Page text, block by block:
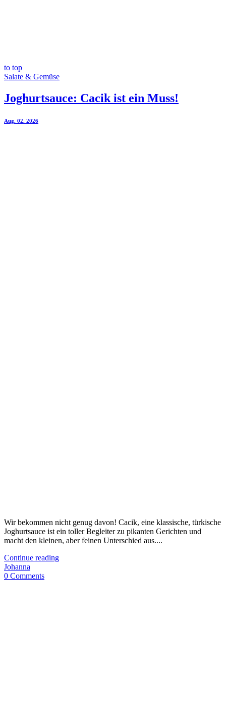
to top
Salate & Gemüse
Joghurtsauce: Cacik ist ein Muss!
Aug. 02. 2026
Wir bekommen nicht genug davon! Cacik, eine klassische, türkische
Joghurtsauce ist ein toller Begleiter zu pikanten Gerichten und
macht den kleinen, aber feinen Unterschied aus....
Continue reading
Johanna
0 Comments